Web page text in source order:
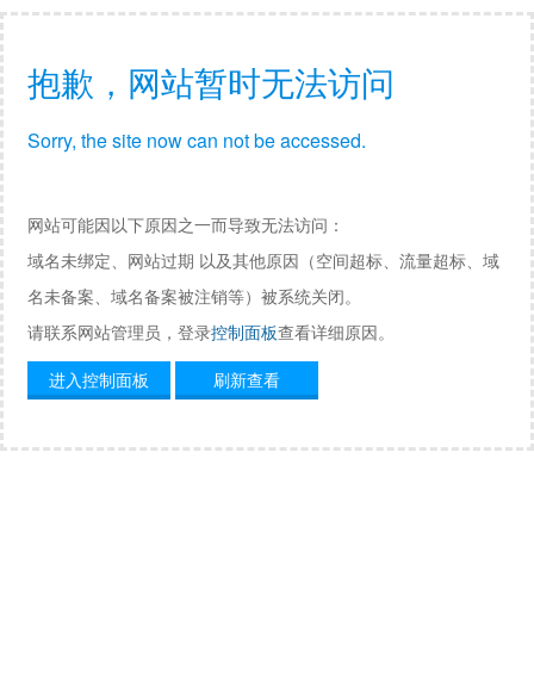
抱歉，网站暂时无法访问
Sorry, the site now can not be accessed.
网站可能因以下原因之一而导致无法访问：
域名未绑定、网站过期 以及其他原因（空间超标、流量超标、域
名未备案、域名备案被注销等）被系统关闭。
请联系网站管理员，登录控制面板查看详细原因。
进入控制面板
刷新查看